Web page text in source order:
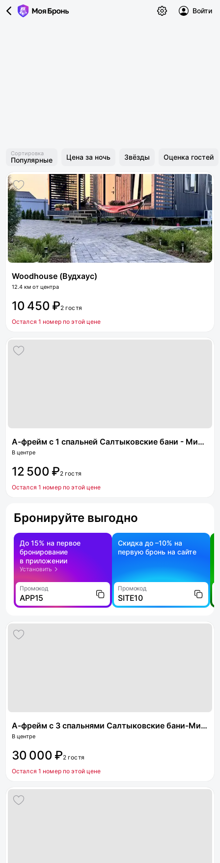
Войти
Сортировка
Популярные Цена за ночь Звёзды Оценка гостей
Woodhouse (Вудхаус)
12.4 км от центра
10 450 ₽2 гостя
Остался 1 номер по этой цене
А-фрейм с 1 спальней Салтыковские бани - Мир пара
В центре
12 500 ₽2 гостя
Остался 1 номер по этой цене
Бронируйте выгодно
До 15% на первое
бронирование
в приложении
Установить
Промокод
APP15
Скидка до –10% на
первую бронь на сайте
Промокод
SITE10
А-фрейм с 3 спальнями Салтыковские бани-Мир пара
В центре
30 000 ₽2 гостя
Остался 1 номер по этой цене